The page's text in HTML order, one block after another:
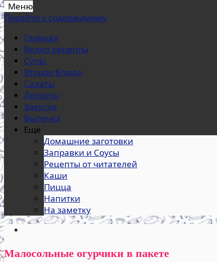
Меню
Перейти к содержимому
Главная
Видео рецепты
Супы
Второе блюдо
Салаты
Десерты
Закуски
Выпечка
Ещё
Домашние заготовки
Заправки и Соусы
Рецепты от читателей
Каши
Пицца
Напитки
На заметку
Малосольные огурчики в пакете